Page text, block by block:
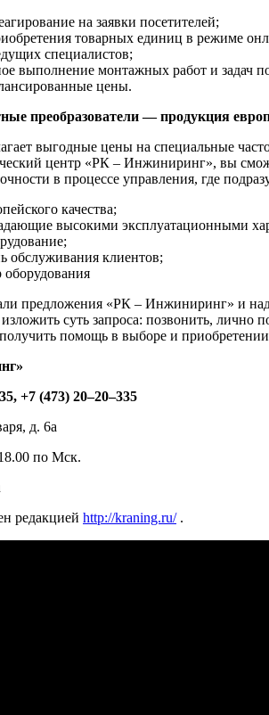
на заявки посетителей;
товарных единиц в режиме
специалистов;
выполнение монтажных работ и задач
цены.
преобразователи — продукция
выгодные цены на специальные
центр «РК – Инжиниринг», вы
в процессе управления, где
качества;
высокими эксплуатационными
обслуживания клиентов;
предложения «РК – Инжиниринг» и
суть запроса: позвонить, лично
помощь в выборе и
+7 (473) 20–20–335
д. 6а
по Мск.
редакцией http://kraning.ru/.